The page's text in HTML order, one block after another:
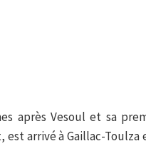
après Vesoul et sa
est arrivé à Gaillac-